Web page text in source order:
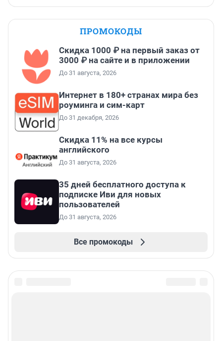
ПРОМОКОДЫ
Скидка 1000 ₽ на первый заказ от
3000 ₽ на сайте и в приложении
До 31 августа, 2026
Интернет в 180+ странах мира без
роуминга и сим-карт
До 31 декабря, 2026
Скидка 11% на все курсы
английского
До 31 августа, 2026
35 дней бесплатного доступа к
подписке Иви для новых
пользователей
До 31 августа, 2026
Все промокоды